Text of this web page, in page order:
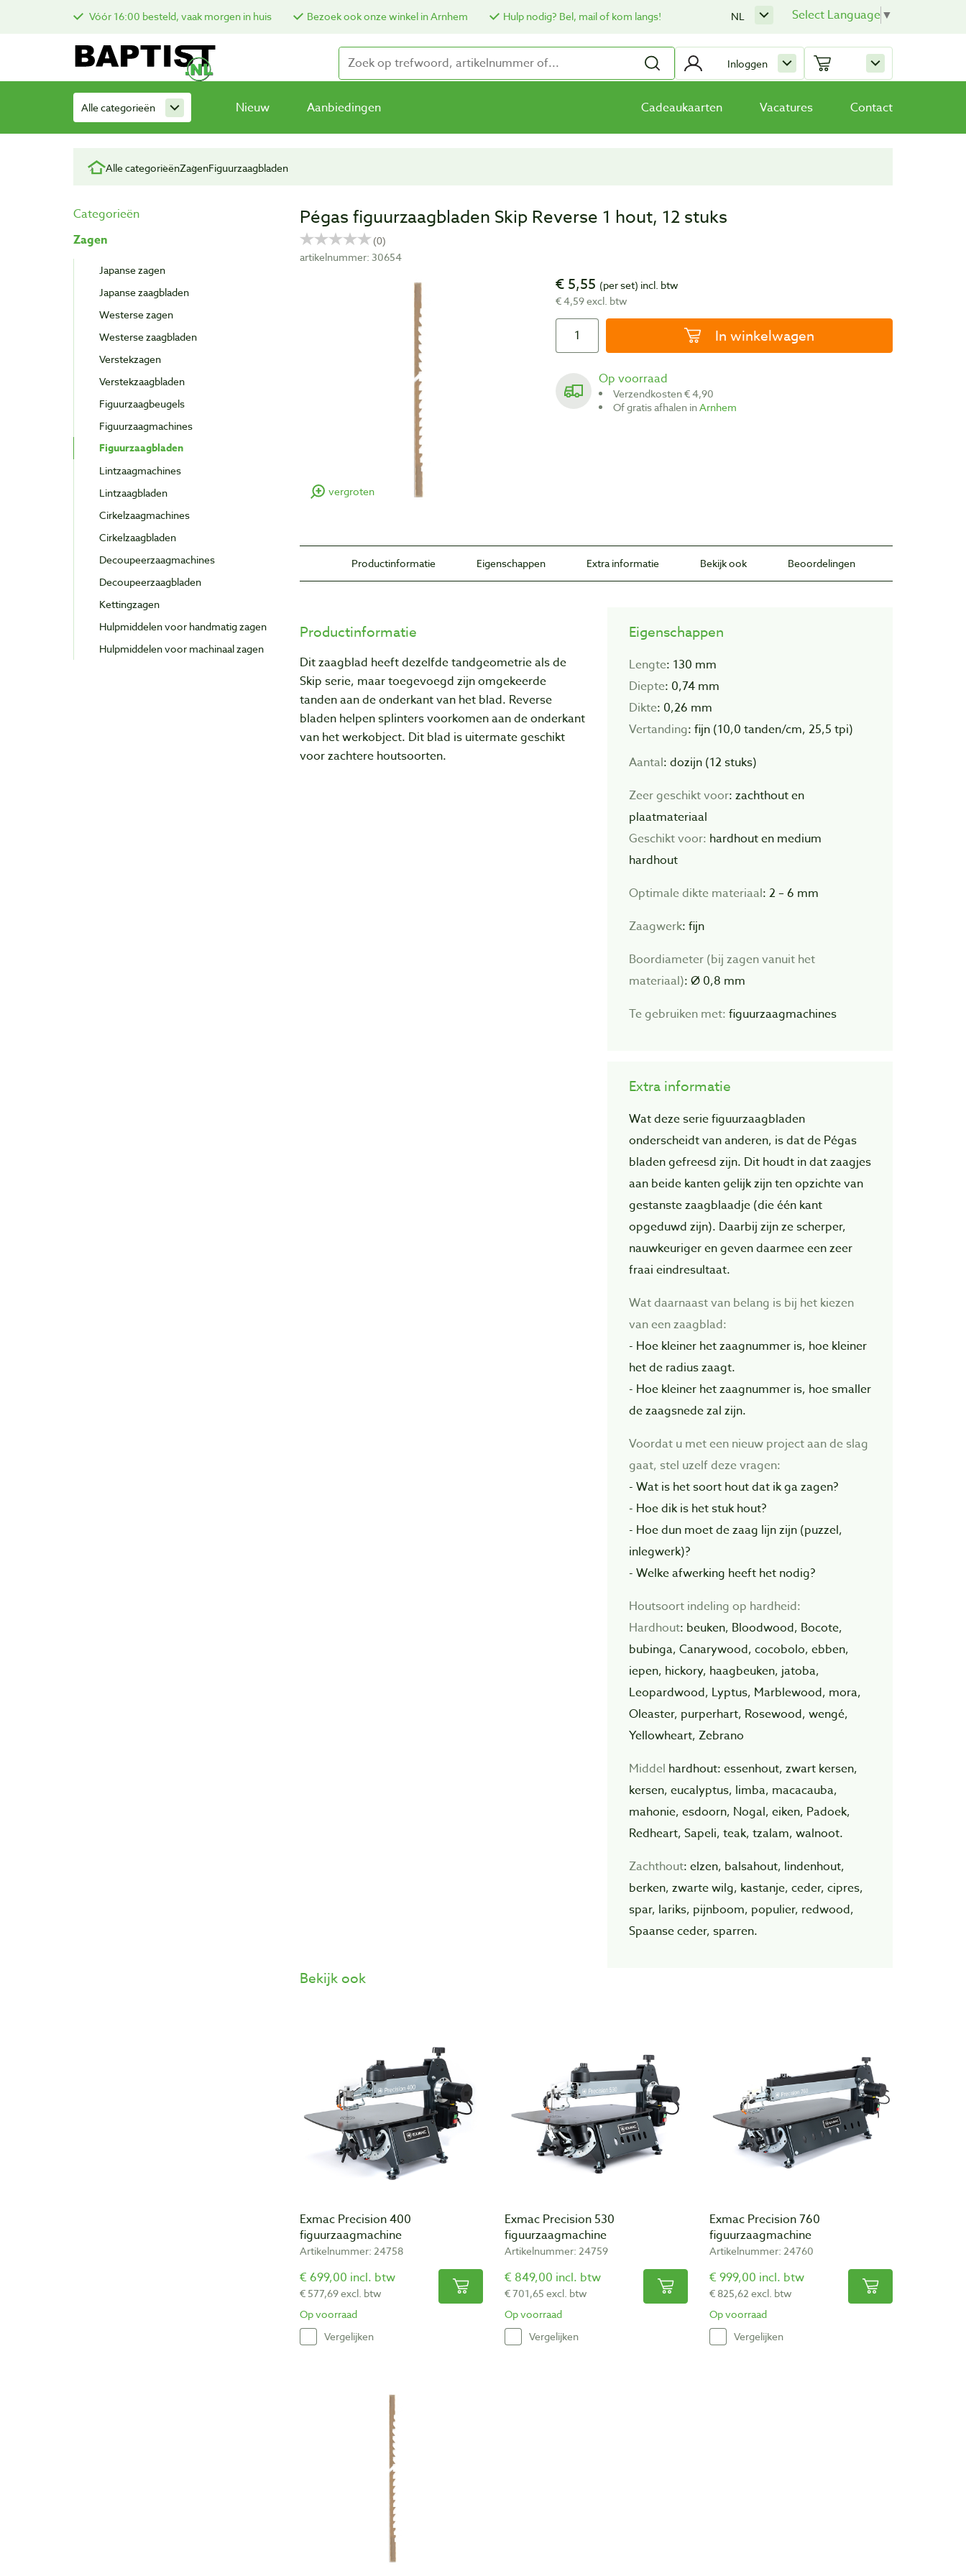
Vóór 16:00 besteld, vaak morgen in huis Bezoek ook onze winkel in Arnhem Hulp nodig? Bel, mail of kom langs! Select Language▼
NL
Inloggen
Alle categorieën Nieuw Aanbiedingen Cadeaukaarten Vacatures Contact
Alle categorieënZagenFiguurzaagbladen
Categorieën
Zagen
Japanse zagen
Japanse zaagbladen
Westerse zagen
Westerse zaagbladen
Verstekzagen
Verstekzaagbladen
Figuurzaagbeugels
Figuurzaagmachines
Figuurzaagbladen
Lintzaagmachines
Lintzaagbladen
Cirkelzaagmachines
Cirkelzaagbladen
Decoupeerzaagmachines
Decoupeerzaagbladen
Kettingzagen
Hulpmiddelen voor handmatig zagen
Hulpmiddelen voor machinaal zagen
Pégas figuurzaagbladen Skip Reverse 1 hout, 12 stuks
artikelnummer: 30654
vergroten
€ 5,55 (per set) incl. btw
€ 4,59 excl. btw
In winkelwagen
Op voorraad
Verzendkosten € 4,90
Of gratis afhalen inArnhem
Productinformatie Eigenschappen Extra informatie Bekijk ook Beoordelingen
Productinformatie
Dit zaagblad heeft dezelfde tandgeometrie als de
Skip serie, maar toegevoegd zijn omgekeerde
tanden aan de onderkant van het blad. Reverse
bladen helpen splinters voorkomen aan de onderkant
van het werkobject. Dit blad is uitermate geschikt
voor zachtere houtsoorten.
Eigenschappen
Lengte: 130 mm
Diepte: 0,74 mm
Dikte: 0,26 mm
Vertanding: fijn (10,0 tanden/cm, 25,5 tpi)
Aantal: dozijn (12 stuks)
Zeer geschikt voor: zachthout en
plaatmateriaal
Geschikt voor: hardhout en medium
hardhout
Optimale dikte materiaal: 2 – 6 mm
Zaagwerk: fijn
Boordiameter (bij zagen vanuit het
materiaal): Ø 0,8 mm
Te gebruiken met: figuurzaagmachines
Extra informatie
Wat deze serie figuurzaagbladen
onderscheidt van anderen, is dat de Pégas
bladen gefreesd zijn. Dit houdt in dat zaagjes
aan beide kanten gelijk zijn ten opzichte van
gestanste zaagblaadje (die één kant
opgeduwd zijn). Daarbij zijn ze scherper,
nauwkeuriger en geven daarmee een zeer
fraai eindresultaat.
Wat daarnaast van belang is bij het kiezen
van een zaagblad:
- Hoe kleiner het zaagnummer is, hoe kleiner
het de radius zaagt.
- Hoe kleiner het zaagnummer is, hoe smaller
de zaagsnede zal zijn.
Voordat u met een nieuw project aan de slag
gaat, stel uzelf deze vragen:
- Wat is het soort hout dat ik ga zagen?
- Hoe dik is het stuk hout?
- Hoe dun moet de zaag lijn zijn (puzzel,
inlegwerk)?
- Welke afwerking heeft het nodig?
Houtsoort indeling op hardheid:
Hardhout: beuken, Bloodwood, Bocote,
bubinga, Canarywood, cocobolo, ebben,
iepen, hickory, haagbeuken, jatoba,
Leopardwood, Lyptus, Marblewood, mora,
Oleaster, purperhart, Rosewood, wengé,
Yellowheart, Zebrano
Middel hardhout: essenhout, zwart kersen,
kersen, eucalyptus, limba, macacauba,
mahonie, esdoorn, Nogal, eiken, Padoek,
Redheart, Sapeli, teak, tzalam, walnoot.
Zachthout: elzen, balsahout, lindenhout,
berken, zwarte wilg, kastanje, ceder, cipres,
spar, lariks, pijnboom, populier, redwood,
Spaanse ceder, sparren.
Bekijk ook
Exmac Precision 400
figuurzaagmachine
Artikelnummer: 24758
€ 699,00 incl. btw
€ 577,69 excl. btw
Op voorraad
Vergelijken
Exmac Precision 530
figuurzaagmachine
Artikelnummer: 24759
€ 849,00 incl. btw
€ 701,65 excl. btw
Op voorraad
Vergelijken
Exmac Precision 760
figuurzaagmachine
Artikelnummer: 24760
€ 999,00 incl. btw
€ 825,62 excl. btw
Op voorraad
Vergelijken